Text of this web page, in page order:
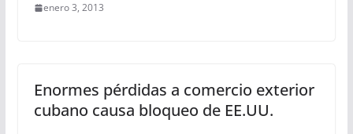
enero 3, 2013
Enormes pérdidas a comercio exterior
cubano causa bloqueo de EE.UU.